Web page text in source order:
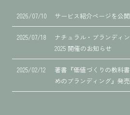
2026/07/10 サービス紹介ページを公
2025/07/18
ナチュラル・ブランディ
2025 開催のお知らせ
2025/02/12
著書『価値づくりの教科
めのブランディング』発売